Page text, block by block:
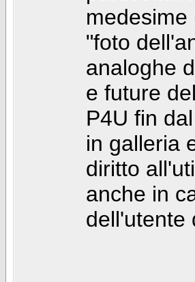
"foto
analoghe
e future
P4U fin
in galleria
diritto
anche in
dell'utente